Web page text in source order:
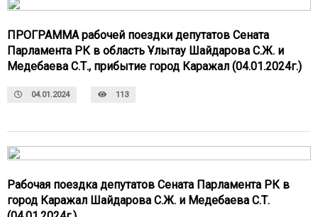
ПРОГРАММА рабочей поездки депутатов Сената
Парламента РК в область Ұлытау Шайдарова С.Ж. и
Медебаева С.Т., прибытие город Каражал (04.01.2024г.)
04.01.2024 113
Рабочая поездка депутатов Сената Парламента РК в
город Каражал Шайдарова С.Ж. и Медебаева С.Т.